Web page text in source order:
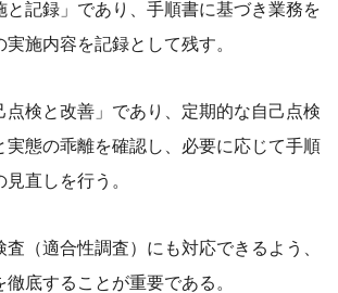
と記録」であり、手順書に基づき業務を
施内容を記録として残す。
点検と改善」であり、定期的な自己点検
実態の乖離を確認し、必要に応じて手順
直しを行う。
（適合性調査）にも対応できるよう、
底することが重要である。